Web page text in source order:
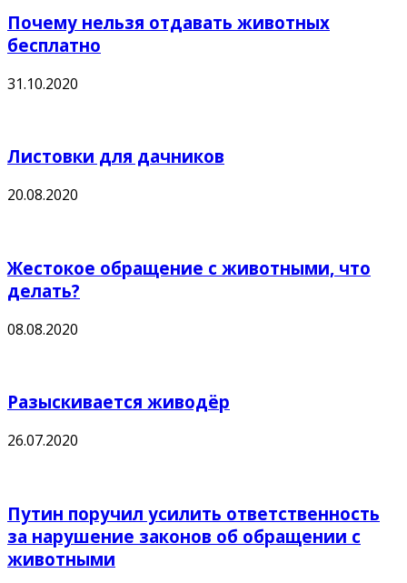
Почему нельзя отдавать животных
бесплатно
31.10.2020
Листовки для дачников
20.08.2020
Жестокое обращение с животными, что
делать?
08.08.2020
Разыскивается живодёр
26.07.2020
Путин поручил усилить ответственность
за нарушение законов об обращении с
животными